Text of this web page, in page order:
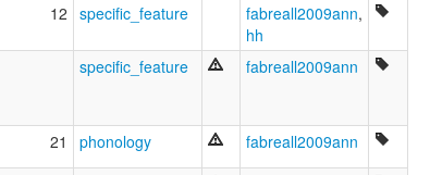
12 specific_feature fabreall2009ann,
hh
specific_feature fabreall2009ann
21 phonology fabreall2009ann